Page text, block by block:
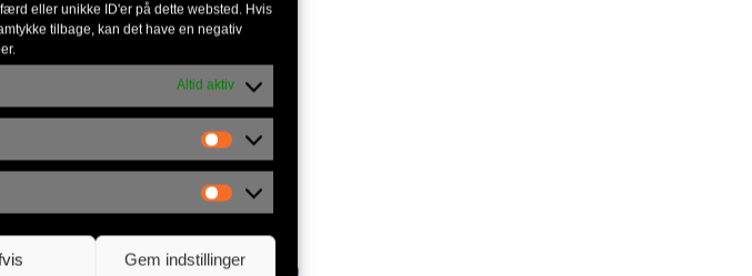
eller unikke ID'er på dette websted. Hvis
tilbage, kan det have en negativ
Altid aktiv
Gem indstillinger
Åbningstider
Mandag 09.00 – 15.00